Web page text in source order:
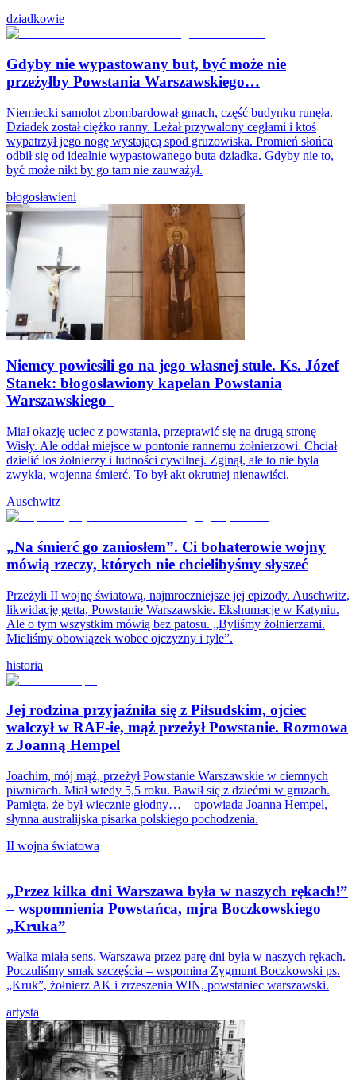
dziadkowie
Gdyby nie wypastowany but, być może nie
przeżyłby Powstania Warszawskiego…
Niemiecki samolot zbombardował gmach, część budynku runęła.
Dziadek został ciężko ranny. Leżał przywalony cegłami i ktoś
wypatrzył jego nogę wystającą spod gruzowiska. Promień słońca
odbił się od idealnie wypastowanego buta dziadka. Gdyby nie to,
być może nikt by go tam nie zauważył.
błogosławieni
Niemcy powiesili go na jego własnej stule. Ks. Józef
Stanek: błogosławiony kapelan Powstania
Warszawskiego
Miał okazję uciec z powstania, przeprawić się na drugą stronę
Wisły. Ale oddał miejsce w pontonie rannemu żołnierzowi. Chciał
dzielić los żołnierzy i ludności cywilnej. Zginął, ale to nie była
zwykła, wojenna śmierć. To był akt okrutnej nienawiści.
Auschwitz
„Na śmierć go zaniosłem”. Ci bohaterowie wojny
mówią rzeczy, których nie chcielibyśmy słyszeć
Przeżyli II wojnę światową, najmroczniejsze jej epizody. Auschwitz,
likwidację getta, Powstanie Warszawskie. Ekshumacje w Katyniu.
Ale o tym wszystkim mówią bez patosu. „Byliśmy żołnierzami.
Mieliśmy obowiązek wobec ojczyzny i tyle”.
historia
Jej rodzina przyjaźniła się z Piłsudskim, ojciec
walczył w RAF-ie, mąż przeżył Powstanie. Rozmowa
z Joanną Hempel
Joachim, mój mąż, przeżył Powstanie Warszawskie w ciemnych
piwnicach. Miał wtedy 5,5 roku. Bawił się z dziećmi w gruzach.
Pamięta, że był wiecznie głodny… – opowiada Joanna Hempel,
słynna australijska pisarka polskiego pochodzenia.
II wojna światowa
„Przez kilka dni Warszawa była w naszych rękach!”
– wspomnienia Powstańca, mjra Boczkowskiego
„Kruka”
Walka miała sens. Warszawa przez parę dni była w naszych rękach.
Poczuliśmy smak szczęścia – wspomina Zygmunt Boczkowski ps.
„Kruk”, żołnierz AK i zrzeszenia WIN, powstaniec warszawski.
artysta